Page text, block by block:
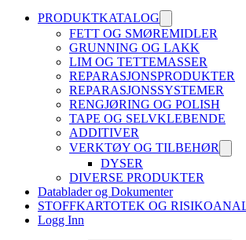
PRODUKTKATALOG
FETT OG SMØREMIDLER
GRUNNING OG LAKK
LIM OG TETTEMASSER
REPARASJONSPRODUKTER
REPARASJONSSYSTEMER
RENGJØRING OG POLISH
TAPE OG SELVKLEBENDE
ADDITIVER
VERKTØY OG TILBEHØR
DYSER
DIVERSE PRODUKTER
Datablader og Dokumenter
STOFFKARTOTEK OG
Logg Inn